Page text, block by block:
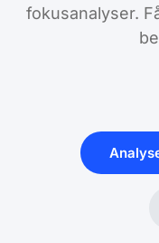
fokusanalyser.